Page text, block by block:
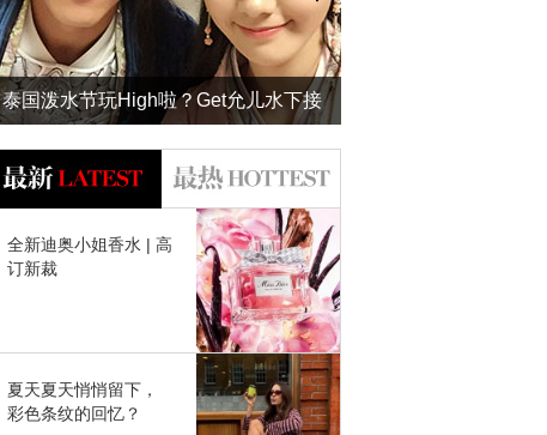
泰国泼水节玩High啦？Get允儿水下接
吻的防水妆才是正经事！
全新迪奥小姐香水 | 高
订新裁
夏天夏天悄悄留下，
彩色条纹的回忆？